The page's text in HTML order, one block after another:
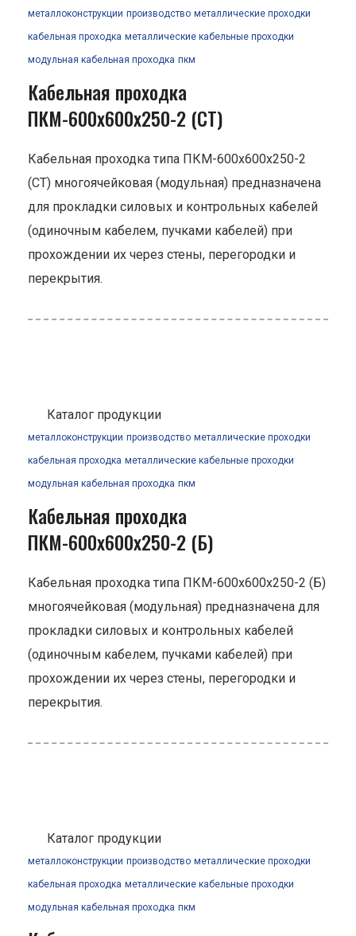
металлоконструкции производство металлические проходки
кабельная проходка металлические кабельные проходки
модульная кабельная проходка пкм
Кабельная проходка
ПКМ-600х600х250-2 (СТ)
Кабельная проходка типа ПКМ-600х600х250-2
(СТ) многоячейковая (модульная) предназначена
для прокладки силовых и контрольных кабелей
(одиночным кабелем, пучками кабелей) при
прохождении их через стены, перегородки и
перекрытия.
Каталог продукции
металлоконструкции производство металлические проходки
кабельная проходка металлические кабельные проходки
модульная кабельная проходка пкм
Кабельная проходка
ПКМ-600х600х250-2 (Б)
Кабельная проходка типа ПКМ-600х600х250-2 (Б)
многоячейковая (модульная) предназначена для
прокладки силовых и контрольных кабелей
(одиночным кабелем, пучками кабелей) при
прохождении их через стены, перегородки и
перекрытия.
Каталог продукции
металлоконструкции производство металлические проходки
кабельная проходка металлические кабельные проходки
модульная кабельная проходка пкм